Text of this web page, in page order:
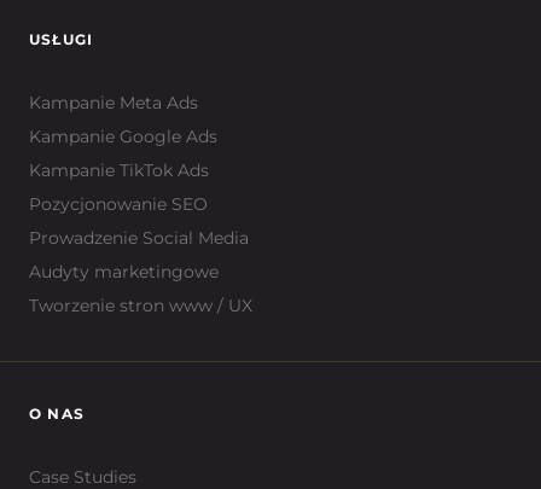
USŁUGI
Kampanie Meta Ads
Kampanie Google Ads
Kampanie TikTok Ads
Pozycjonowanie SEO
Prowadzenie Social Media
Audyty marketingowe
Tworzenie stron www / UX
O NAS
Case Studies